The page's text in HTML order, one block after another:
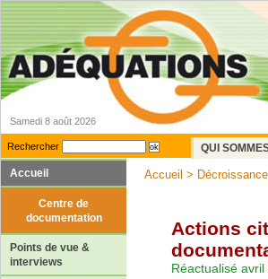
Samedi 8 août 2026
Rechercher QUI
Accueil
Centre de
documentation
Points de vue &
interviews
Accueil > Décroissance
Actions
Réactualisé avril